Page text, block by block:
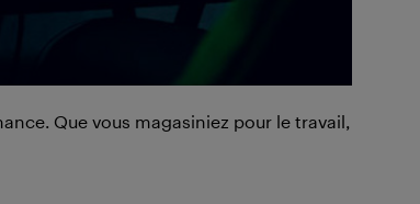
Que vous magasiniez pour le travail,